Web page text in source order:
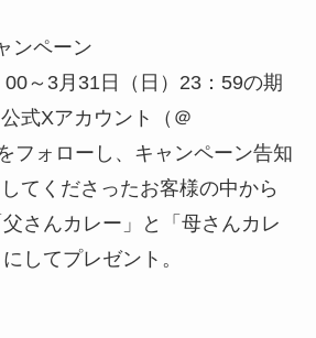
ンペーン
～3月31日（日）23：59の期
式Xアカウント（＠
フォローし、キャンペーン告知
てくださったお客様の中から
さんカレー」と「母さんカレ
してプレゼント。